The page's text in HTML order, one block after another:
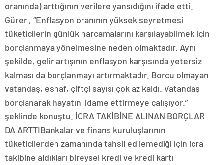
oranında) arttığının verilere yansıdığını ifade etti.
Gürer , “Enflasyon oranının yüksek seyretmesi
tüketicilerin günlük harcamalarını karşılayabilmek için
borçlanmaya yönelmesine neden olmaktadır. Aynı
şekilde, gelir artışının enflasyon karşısında yetersiz
kalması da borçlanmayı artırmaktadır. Borcu olmayan
vatandaş, esnaf, çiftçi sayısı çok az kaldı. Vatandaş
borçlanarak hayatını idame ettirmeye çalışıyor.”
şeklinde konuştu. İCRA TAKİBİNE ALINAN BORÇLAR
DA ARTTIBankalar ve finans kuruluşlarının
tüketicilerden zamanında tahsil edilemediği için icra
takibine aldıkları bireysel kredi ve kredi kartı